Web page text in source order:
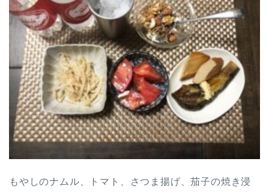
もやしのナムル、トマト、さつま揚げ、茄子の焼き浸